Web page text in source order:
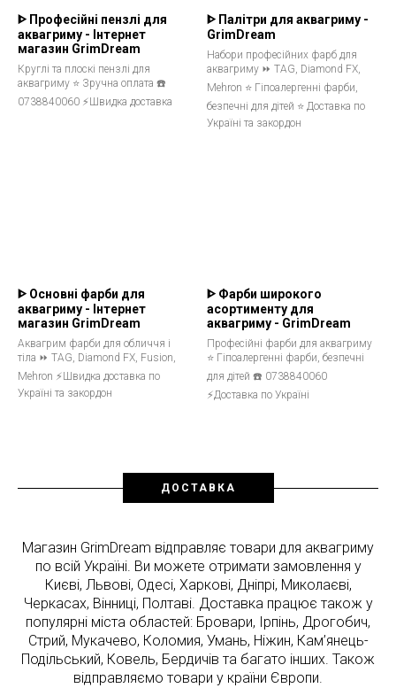
ᐈ Професійні пензлі для
аквагриму - Інтернет
магазин GrimDream
Круглі та плоскі пензлі для
аквагриму ⭐ Зручна оплата ☎️
0738840060 ⚡Швидка доставка
ᐈ Палітри для аквагриму -
GrimDream
Набори професійних фарб для
аквагриму ⏩ TAG, Diamond FX,
Mehron ⭐ Гіпоалергенні фарби,
безпечні для дітей ⭐ Доставка по
Україні та закордон
ᐈ Основні фарби для
аквагриму - Інтернет
магазин GrimDream
Аквагрим фарби для обличчя і
тіла ⏩ TAG, Diamond FX, Fusion,
Mehron ⚡Швидка доставка по
Україні та закордон
ᐈ Фарби широкого
асортименту для
аквагриму - GrimDream
Професійні фарби для аквагриму
⭐ Гіпоалергенні фарби, безпечні
для дітей ☎️ 0738840060
⚡Доставка по Україні
ДОСТАВКА
Магазин GrimDream відправляє товари для аквагриму
по всій Україні. Ви можете отримати замовлення у
Києві, Львові, Одесі, Харкові, Дніпрі, Миколаєві,
Черкасах, Вінниці, Полтаві. Доставка працює також у
популярні міста областей: Бровари, Ірпінь, Дрогобич,
Стрий, Мукачево, Коломия, Умань, Ніжин, Кам’янець-
Подільський, Ковель, Бердичів та багато інших. Також
відправляємо товари у країни Європи.